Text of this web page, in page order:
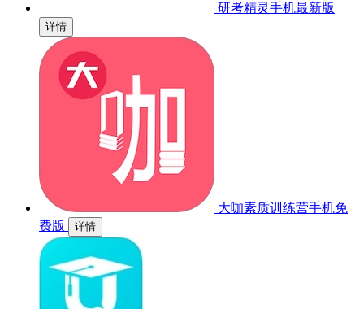
研考精灵手机最新版
详情
大咖素质训练营手机免
费版
详情